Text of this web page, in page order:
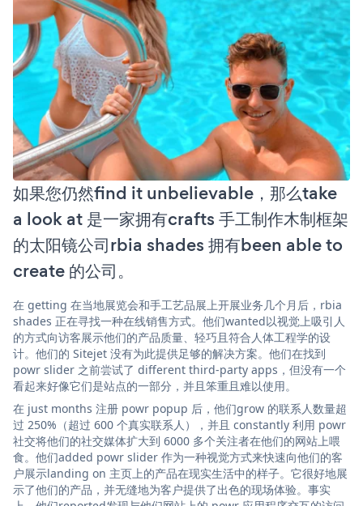
如果您仍然find it unbelievable，那么take
a look at 是一家拥有crafts 手工制作木制框架
的太阳镜公司rbia shades 拥有been able to
create 的公司。
在 getting 在当地展览会和手工艺品展上开展业务几个月后，rbia
shades 正在寻找一种在线销售方式。他们wanted以视觉上吸引人
的方式向访客展示他们的产品质量、轻巧且符合人体工程学的设
计。他们的 Sitejet 没有为此提供足够的解决方案。他们在找到
powr slider 之前尝试了 different third-party apps，但没有一个
看起来好像它们是站点的一部分，并且笨重且难以使用。
在 just months 注册 powr popup 后，他们grow 的联系人数量超
过 250%（超过 600 个真实联系人），并且 constantly 利用 powr
社交将他们的社交媒体扩大到 6000 多个关注者在他们的网站上喂
食。他们added powr slider 作为一种视觉方式来快速向他们的客
户展示landing on 主页上的产品在现实生活中的样子。它很好地展
示了他们的产品，并无缝地为客户提供了出色的现场体验。事实